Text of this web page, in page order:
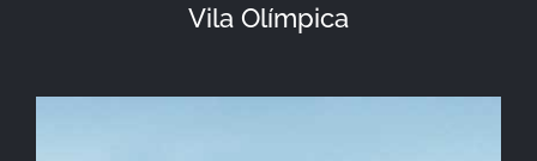
Vila Olímpica